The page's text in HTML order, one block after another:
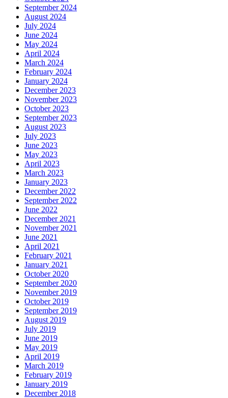
September 2024
August 2024
July 2024
June 2024
May 2024
April 2024
March 2024
February 2024
January 2024
December 2023
November 2023
October 2023
September 2023
August 2023
July 2023
June 2023
May 2023
April 2023
March 2023
January 2023
December 2022
September 2022
June 2022
December 2021
November 2021
June 2021
April 2021
February 2021
January 2021
October 2020
September 2020
November 2019
October 2019
September 2019
August 2019
July 2019
June 2019
May 2019
April 2019
March 2019
February 2019
January 2019
December 2018